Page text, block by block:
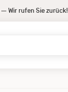
— Wir rufen Sie zurück!